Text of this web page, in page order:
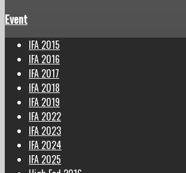
Event
IFA 2015
IFA 2016
IFA 2017
IFA 2018
IFA 2019
IFA 2022
IFA 2023
IFA 2024
IFA 2025